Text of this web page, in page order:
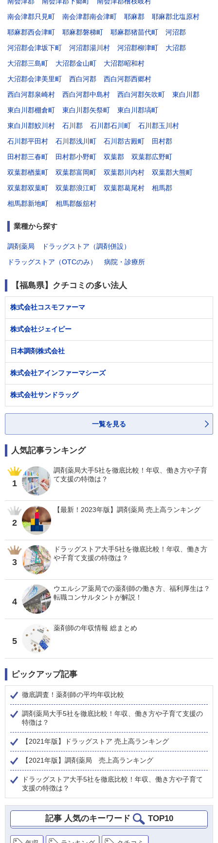
南会津郡只見町
南会津郡南会津町 耶麻郡
耶麻郡北塩原村
耶麻郡西会津町
耶麻郡磐梯町 耶麻郡猪苗代町
河沼郡
河沼郡会津坂下町
河沼郡湯川村 河沼郡柳津町
大沼郡
大沼郡三島町
大沼郡金山町
大沼郡昭和村
大沼郡会津美里町
西白河郡
西白河郡西郷村
西白河郡泉崎村
西白河郡中島村 西白河郡矢吹町
東白川郡
東白川郡棚倉町
東白川郡矢祭町
東白川郡塙町
東白川郡鮫川村
石川郡 石川郡石川町
石川郡玉川村
石川郡平田村
石川郡浅川町 石川郡古殿町
田村郡
田村郡三春町
田村郡小野町 双葉郡
双葉郡広野町
双葉郡楢葉町
双葉郡富岡町 双葉郡川内村
双葉郡大熊町
双葉郡双葉町
双葉郡浪江町 双葉郡葛尾村
相馬郡
相馬郡新地町
相馬郡飯舘村
業種から探す
調剤薬局
ドラッグストア（調剤併設）
ドラッグストア（OTCのみ）
病院・診療所
【福島県】クチコミの多い法人
株式会社コスモファーマ
株式会社ジェイピー
日本調剤株式会社
株式会社アインファーマシーズ
株式会社サンドラッグ
一覧を見る
人気記事ランキング
1
調剤薬局大手5社を徹底比較！年収、働き方や子育
て支援の特徴は？
2
【最新！2023年版】調剤薬局 売上高ランキング
3
ドラッグストア大手5社を徹底比較！年収、働き方
や子育て支援の特徴は？
4
ウエルシア薬局での薬剤師の働き方、福利厚生は？
転職コンサルタントが解説！
5
薬剤師の年収情報 総まとめ
ピックアップ記事
徹底調査！薬剤師の平均年収比較
調剤薬局大手5社を徹底比較！年収、働き方や子育て支援の
特徴は？
【2021年版】ドラッグストア 売上高ランキング
【2021年版】調剤薬局 売上高ランキング
ドラッグストア大手5社を徹底比較！年収、働き方や子育て
支援の特徴は？
記事 人気のキーワード TOP10